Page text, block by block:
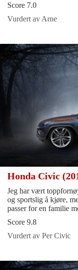
Score 7.0
Vurdert av Arne
Honda Civic
Jeg har vært
og sportslig å kjøre,
passer for en familie
Score 9.8
Vurdert av Per Civic